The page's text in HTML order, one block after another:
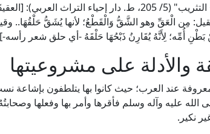
وقال الحافظ العراقي في "طرح التثريب" (5/ 205، ط. دار إحياء
مِن الْعَقِّ وهو الشَّقُّ وَالْقَطْعُ؛ لأنها يُشَقُّ حَلْقُهَا..
أُمِّه؛ لِأَنَّهُ يُقَارِنُ ذَبْحُهَا حَلْقَهُ -أي حلق شعر رأسه-]
والأدلة على مشروعيتها
عند العرب؛ حيث كانوا بها يتلطفون بإشاعة نسب
عليه وآله وسلم فأقرها وأمر بها وفعلها
نكير.